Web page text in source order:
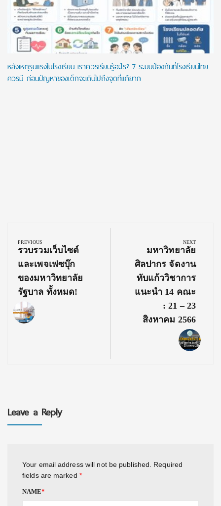
หลังเหตุรุนแรงในโรงเรียน เราควรเรียนรู้อะไร? 7 ระบบป้องกันที่โรงเรียนไทย
ควรมี ก่อนปัญหาของเด็กจะเดินไปถึงจุดที่แก้ยาก
navigation
PREVIOUS
Previous
Post:
รวบรวมเว็บไซต์
และเพจเฟซบุ๊ก
ของมหาวิทยาลัย
รัฐบาล ทั้งหมด!
NEXT
Next
Post:
มหาวิทยาลัย
ศิลปากร จัดงาน
ทับแก้ววิชาการ
แนะนำ 14 คณะ
: 21 – 23
สิงหาคม 2566
Leave a Reply
Your email address will not be published.
Required
fields are marked *
NAME*